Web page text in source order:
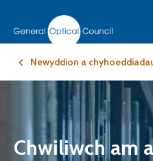
Newyddion a
Chwiliwch am